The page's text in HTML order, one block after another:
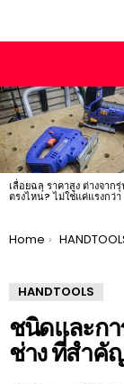
LATEST
STORIES
เลื่อยฉลุ ราคาสูง ต่างจาก
ตรงไหน? ไม่ใช่แค่แรงกว่า
You are here:
Home
HANDTOOLS
ชนิดและกา
ช่าง ที่สำคั